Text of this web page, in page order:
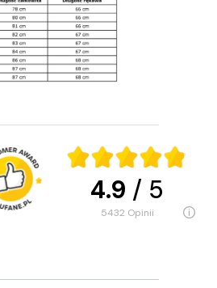
4.9 / 5
5432 opinii